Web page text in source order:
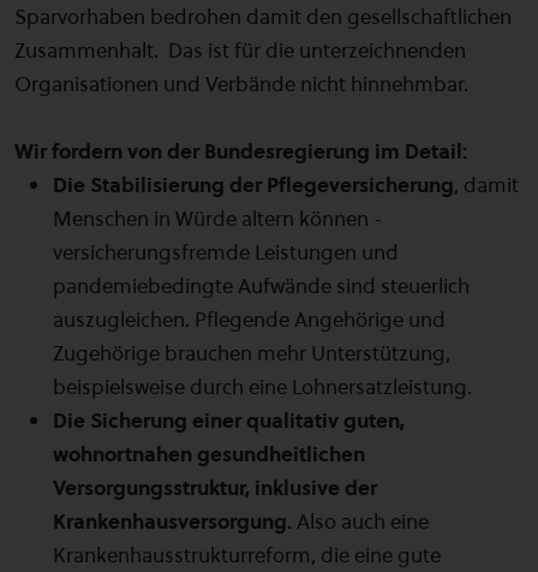
Sparvorhaben bedrohen damit den gesellschaftlichen
Zusammenhalt. Das ist für die unterzeichnenden
Organisationen und Verbände nicht hinnehmbar.
Wir fordern von der Bundesregierung im Detail:
Die Stabilisierung der Pflegeversicherung, damit
Menschen in Würde altern können -
versicherungsfremde Leistungen und
pandemiebedingte Aufwände sind steuerlich
auszugleichen. Pflegende Angehörige und
Zugehörige brauchen mehr Unterstützung,
beispielsweise durch eine Lohnersatzleistung.
Die Sicherung einer qualitativ guten,
wohnortnahen gesundheitlichen
Versorgungsstruktur, inklusive der
Krankenhausversorgung. Also auch eine
Krankenhausstrukturreform, die eine gute